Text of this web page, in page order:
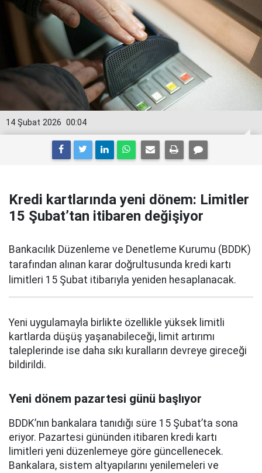
00:04
14 Şubat 2026
Kredi kartlarında yeni dönem: Limitler
15 Şubat’tan itibaren değişiyor
Bankacılık Düzenleme ve Denetleme Kurumu (BDDK)
tarafından alınan karar doğrultusunda kredi kartı
limitleri 15 Şubat itibarıyla yeniden hesaplanacak.
Yeni uygulamayla birlikte özellikle yüksek limitli
kartlarda düşüş yaşanabileceği, limit artırımı
taleplerinde ise daha sıkı kuralların devreye gireceği
bildirildi.
Yeni dönem pazartesi günü başlıyor
BDDK’nın bankalara tanıdığı süre 15 Şubat’ta sona
eriyor. Pazartesi gününden itibaren kredi kartı
limitleri yeni düzenlemeye göre güncellenecek.
Bankalara, sistem altyapılarını yenilemeleri ve